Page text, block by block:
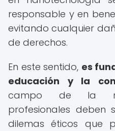
responsable y en
evitando cualquier
de derechos.
En este sentido, es
educación y la
campo de la
profesionales deben
dilemas éticos que